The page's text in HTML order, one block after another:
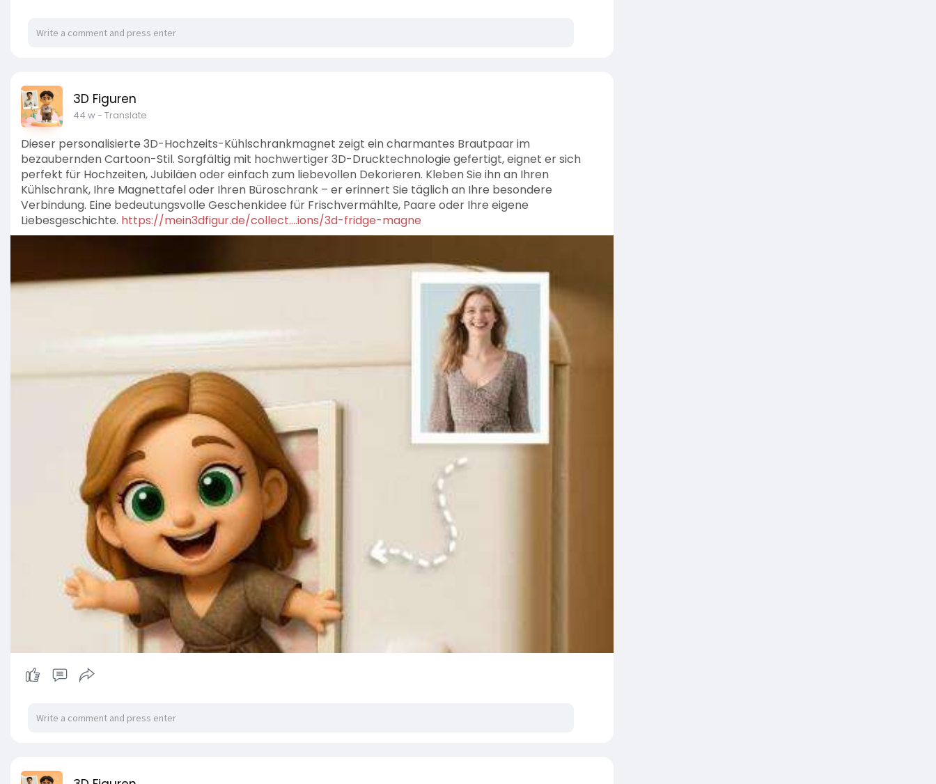
3D Figuren
44 w- Translate
Dieser personalisierte 3D-Hochzeits-Kühlschrankmagnet zeigt ein charmantes Brautpaar im
bezaubernden Cartoon-Stil. Sorgfältig mit hochwertiger 3D-Drucktechnologie gefertigt, eignet er sich
perfekt für Hochzeiten, Jubiläen oder einfach zum liebevollen Dekorieren. Kleben Sie ihn an Ihren
Kühlschrank, Ihre Magnettafel oder Ihren Büroschrank – er erinnert Sie täglich an Ihre besondere
Verbindung. Eine bedeutungsvolle Geschenkidee für Frischvermählte, Paare oder Ihre eigene
Liebesgeschichte. https://mein3dfigur.de/collect....ions/3d-fridge-magne